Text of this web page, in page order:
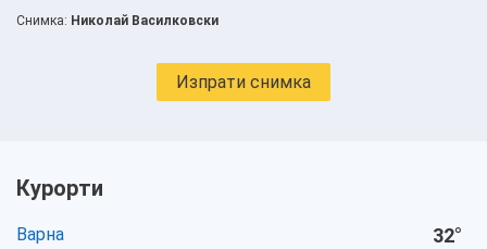
Снимка: Николай Василковски
Изпрати снимка
Курорти
Варна 32°